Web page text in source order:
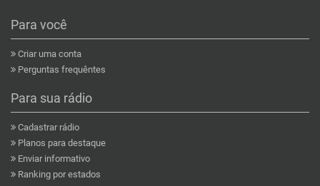
Para você
Criar uma conta
Perguntas frequêntes
Para sua rádio
Cadastrar rádio
Planos para destaque
Enviar informativo
Ranking por estados